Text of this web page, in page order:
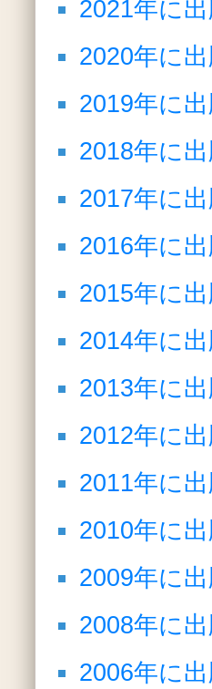
2021年に
2020年に
2019年に
2018年に
2017年に
2016年に
2015年に
2014年に
2013年に
2012年に
2011年に
2010年に
2009年に
2008年に
2006年に